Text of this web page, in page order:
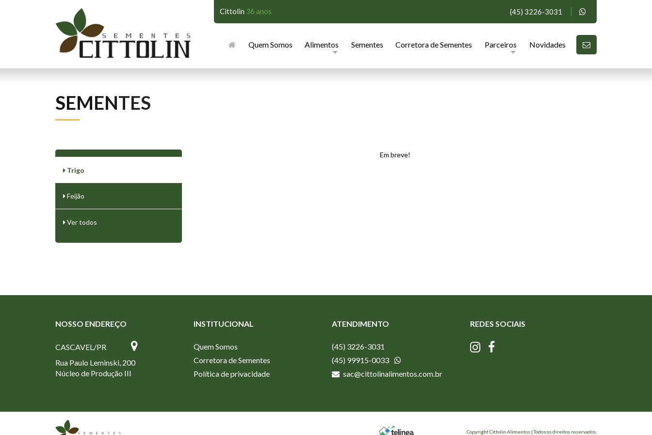
Cittolin 36 anos (45) 3226-3031
Quem Somos Alimentos Sementes Corretora de Sementes Parceiros Novidades
SEMENTES
Feijão
Trigo
Ver todos
Em breve!
NOSSO ENDEREÇO
CASCAVEL/PR
Rua Paulo Leminski, 200
Núcleo de Produção III
INSTITUCIONAL
Quem Somos
Corretora de Sementes
Política de privacidade
ATENDIMENTO
(45) 3226-3031
(45) 99915-0033
sac@cittolinalimentos.com.br
REDES SOCIAIS
Copyright Cittolin Alimentos | Todos os direitos reservados.